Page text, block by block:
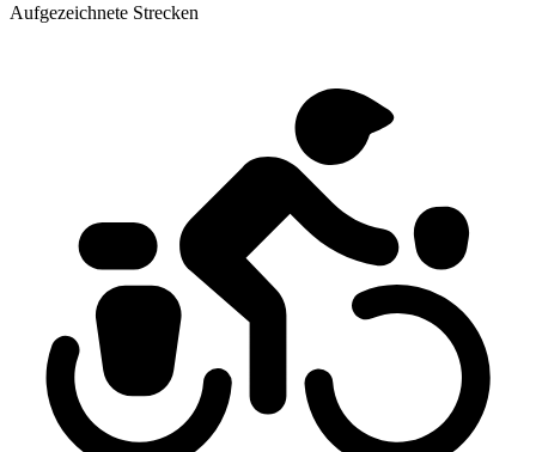
Aufgezeichnete Strecken